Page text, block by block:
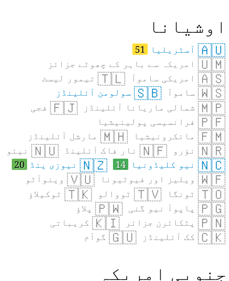
اوشیانا
🇦🇺آسٹریلیا 51
🇺🇲امریکہ سے باہر کے چھوٹے جزائز
🇦🇸امریکی ساموآ 🇹🇱تیمور لیسٹ
🇼🇸ساموآ 🇸🇧سولومن آئلینڈز
🇲🇵شمالی ماریانا آئلینڈز 🇫🇯فجی
🇵🇫فرانسیسی پولینیشیا
🇫🇲مائکرونیشیا 🇲🇭مارشل آئلینڈز
🇳🇷نؤرو 🇳🇫نار فاک آئلینڈ 🇳🇺نیئو
🇳🇨نیو کلیڈونیا 14
🇳🇿نیوزی ینڈ 20
🇼🇫ویلیز اور فیوٹیونا 🇻🇺وینوآٹو
🇹🇴ٹونگا 🇹🇻ٹووالو 🇹🇰ٹوکیلاؤ
🇵🇬پاپوآ نیو گنی 🇵🇼پلاؤ
🇵🇳پٹکائرن جزائر 🇰🇮کریباتی
🇨🇰کک آئلینڈز 🇬🇺گوآم
جنوبی امریکہ